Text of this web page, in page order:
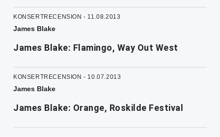
KONSERTRECENSION - 11.08.2013
James Blake
James Blake: Flamingo, Way Out West
KONSERTRECENSION - 10.07.2013
James Blake
James Blake: Orange, Roskilde Festival